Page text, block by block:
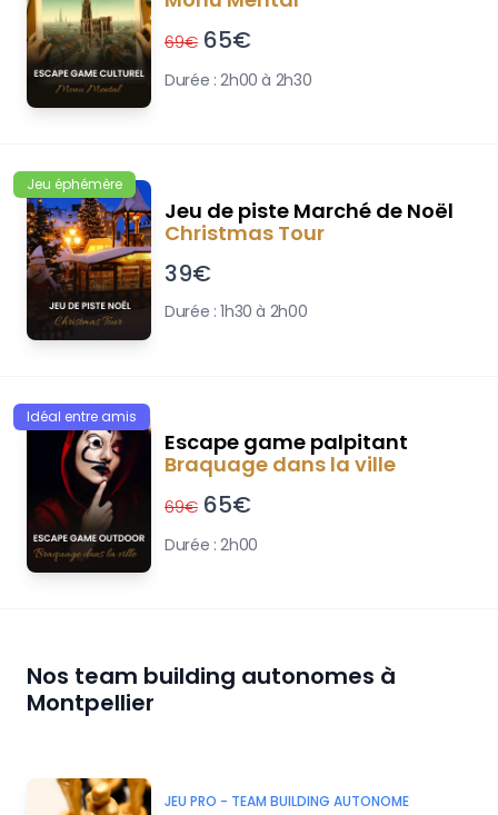
69€ 65€
Durée :2h00 à 2h30
Jeu éphémère
Jeu de piste Marché de Noël
Christmas Tour
39€
Durée :1h30 à 2h00
Idéal entre amis
Escape game palpitant
Braquage dans la ville
69€ 65€
Durée :2h00
Nos team building autonomes à
Montpellier
JEU PRO - TEAM BUILDING AUTONOME